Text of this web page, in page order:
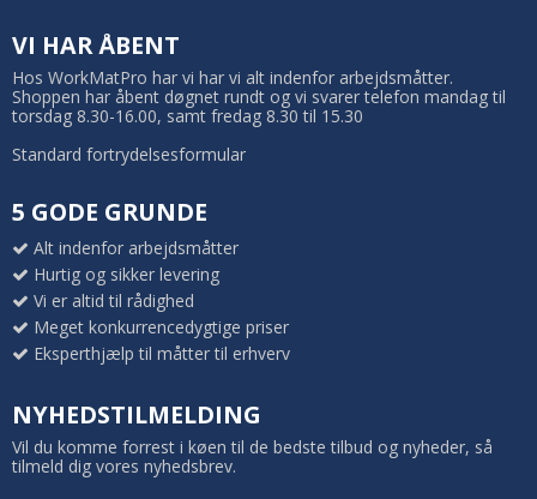
VI HAR ÅBENT
Hos WorkMatPro har vi har vi alt indenfor arbejdsmåtter.
Shoppen har åbent døgnet rundt og vi svarer telefon mandag til
torsdag 8.30-16.00, samt fredag 8.30 til 15.30
Standard fortrydelsesformular
5 GODE GRUNDE
Alt indenfor arbejdsmåtter
Hurtig og sikker levering
Vi er altid til rådighed
Meget konkurrencedygtige priser
Eksperthjælp til måtter til erhverv
NYHEDSTILMELDING
Vil du komme forrest i køen til de bedste tilbud og nyheder, så
tilmeld dig vores nyhedsbrev.